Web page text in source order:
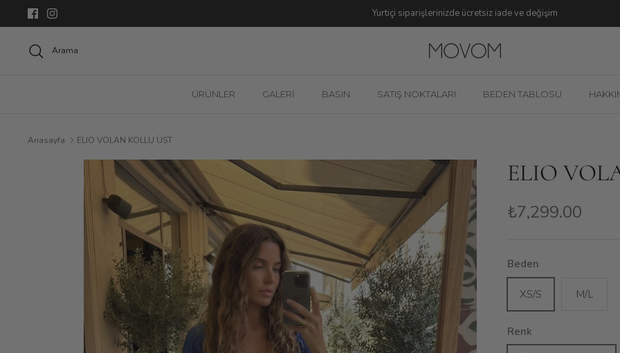
Yurtiçi siparişlerinizde ücretsiz iade ve değişim
Arama
ÜRÜNLER GALERİ BASIN SATIŞ NOKTALARI BEDEN TABLOSU
Anasayfa ELIO VOLAN KOLLU ÜST
ELIO
₺7,299.00
Beden
XS/S M/L
Renk